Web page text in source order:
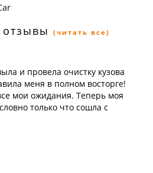
(читать все)
и провела очистку кузова
меня в полном восторге!
мои ожидания. Теперь моя
только что сошла с